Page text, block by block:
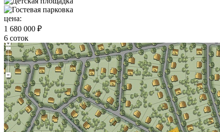
цена:
1 680 000 ₽
6 соток